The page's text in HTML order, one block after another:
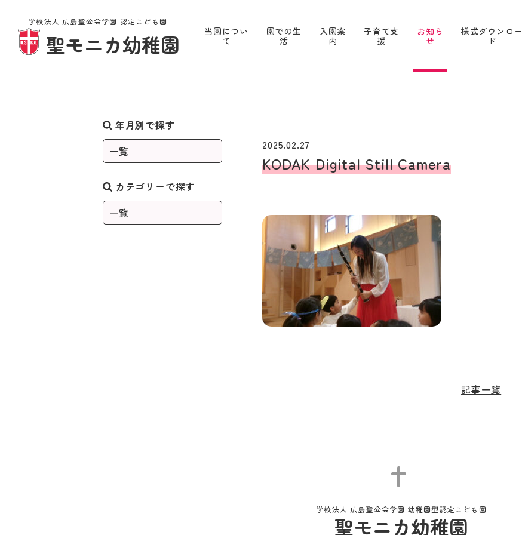
学校法人 広島聖公会学園 認定こども園
聖モニカ幼稚園
当園につい
て
園での生
活
入園案
内
子育て支
援
お知ら
せ
様式ダウンロー
ド
お知らせ
年月別で探す
カテゴリーで探す
2025.02.27
KODAK Digital Still Camera
記事一覧
学校法人 広島聖公会学園 幼稚園型認定こども園
聖モニカ幼稚園